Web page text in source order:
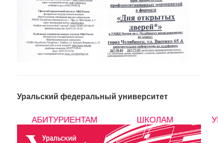
Уральский федеральный университет
АБИТУРИЕНТАМ ШКОЛАМ